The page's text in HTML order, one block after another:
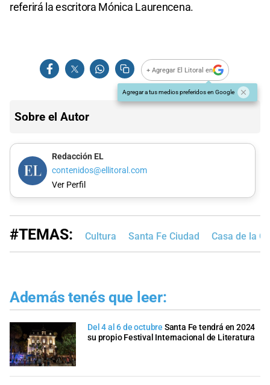
referirá la escritora Mónica Laurencena.
+ Agregar El Litoral en
Agregar a tus medios preferidos en Google
Sobre el Autor
Redacción EL
contenidos@ellitoral.com
Ver Perfil
#TEMAS: Cultura Santa Fe Ciudad Casa de la
Además tenés que leer:
Del 4 al 6 de octubre Santa Fe tendrá en 2024
su propio Festival Internacional de Literatura